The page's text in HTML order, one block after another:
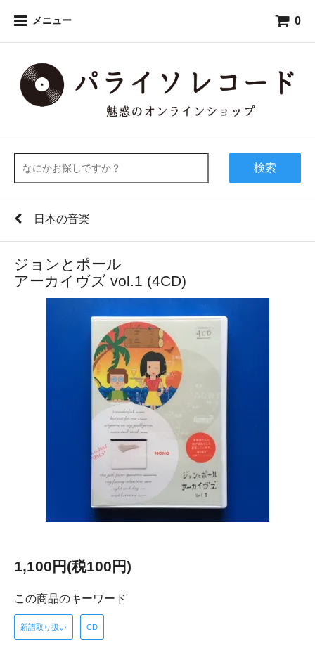
メニュー 0
検索
日本の音楽
ジョンとポール
アーカイヴズ vol.1 (4CD)
1,100円(税100円)
この商品のキーワード
新譜取り扱い CD